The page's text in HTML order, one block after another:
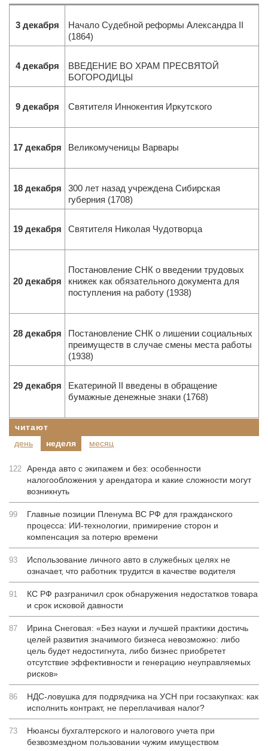
3 декабря
Начало Судебной реформы Александра II
(1864)
4 декабря
ВВЕДЕНИЕ ВО ХРАМ ПРЕСВЯТОЙ
БОГОРОДИЦЫ
9 декабря Святителя Иннокентия Иркутского
17 декабря Великомученицы Варвары
18 декабря
300 лет назад учреждена Сибирская
губерния (1708)
19 декабря Святителя Николая Чудотворца
20 декабря
Постановление СНК о введении трудовых
книжек как обязательного документа для
поступления на работу (1938)
28 декабря
Постановление СНК о лишении социальных
преимуществ в случае смены места работы
(1938)
29 декабря
Екатериной II введены в обращение
бумажные денежные знаки (1768)
читают
день
неделя месяц
122 Аренда авто с экипажем и без: особенности
налогообложения у арендатора и какие сложности могут
возникнуть
99
Главные позиции Пленума ВС РФ для гражданского
процесса: ИИ-технологии, примирение сторон и
компенсация за потерю времени
93
Использование личного авто в служебных целях не
означает, что работник трудится в качестве водителя
91
КС РФ разграничил срок обнаружения недостатков товара
и срок исковой давности
87
Ирина Снеговая: «Без науки и лучшей практики достичь
целей развития значимого бизнеса невозможно: либо
цель будет недостигнута, либо бизнес приобретет
отсутствие эффективности и генерацию неуправляемых
рисков»
86
НДС-ловушка для подрядчика на УСН при госзакупках: как
исполнить контракт, не переплачивая налог?
73
Нюансы бухгалтерского и налогового учета при
безвозмездном пользовании чужим имуществом